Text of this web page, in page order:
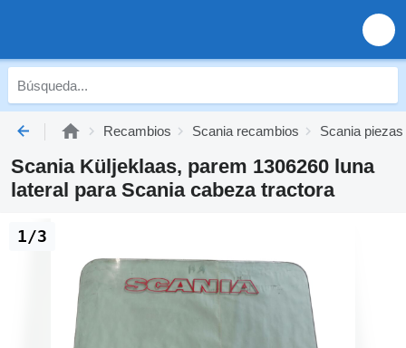
Recambios Scania recambios Scania
Scania Küljeklaas, parem 1306260 luna
lateral para Scania cabeza tractora
1/3